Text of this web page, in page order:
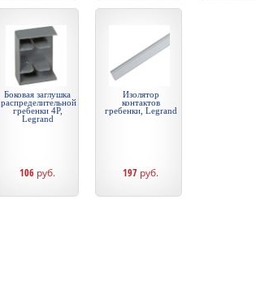
Боковая заглушка
распределительной
гребенки 4P,
Legrand
106 руб.
Изолятор
контактов
гребенки, Legrand
197 руб.